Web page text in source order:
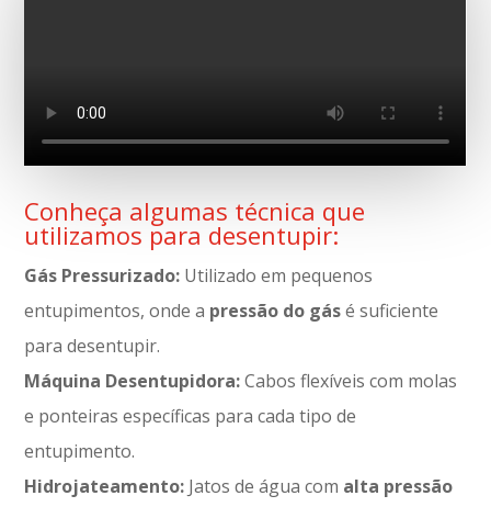
Conheça algumas técnica que
utilizamos para desentupir:
Gás Pressurizado: Utilizado em pequenos
entupimentos, onde a pressão do gásé suficiente
para desentupir.
Máquina Desentupidora:Cabos flexíveis com molas
e ponteiras específicas para cada tipo de
entupimento.
Hidrojateamento: Jatos de água com alta pressão